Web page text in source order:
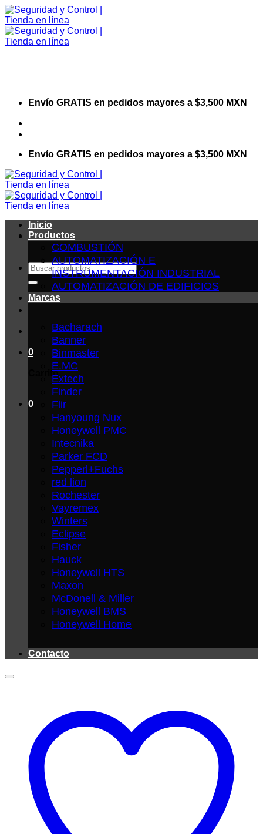
Saltar
al
contenido
Envío GRATIS en pedidos mayores a $3,500 MXN
Envío GRATIS en pedidos mayores a $3,500 MXN
Buscar
por:
0
Carrito
0
Inicio
Productos
COMBUSTIÓN
AUTOMATIZACIÓN E
INSTRUMENTACIÓN INDUSTRIAL
AUTOMATIZACIÓN DE EDIFICIOS
Marcas
Bacharach
Banner
Binmaster
E.MC
Extech
Finder
Flir
Hanyoung Nux
Honeywell PMC
Intecnika
Parker FCD
Pepperl+Fuchs
red lion
Rochester
Vayremex
Winters
Eclipse
Fisher
Hauck
Honeywell HTS
Maxon
McDonell & Miller
Honeywell BMS
Honeywell Home
Contacto